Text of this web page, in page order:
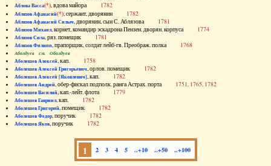
Аблова Васса(*), вдова майора 1782
Аблязов Афанасий(*), сержант, дворянин 1782
Аблязов Афанасий Силыч, дворянин, сын С. Аблязова 1781
Аблязов Михаил, корнет, командир эскадрона Пензен. дворян. корпуса 1774
Аблязов Сила, ряз. помещик 1781
Аблязов Филипп, прапорщик, солдат лейб-гв. Преображ. полка 1768
Аболдуев см. Оболдуев
Аболешев Алексей, кап. 1758
Аболешев Алексей Григорьевич, орлов. помещик 1782
Аболешев Алексей [Яковлевич], кап. 1782
Аболешев Андрей, обер-фискал подполк. ранга Астрах. порта 1751, 1765, 1782
Аболешев Василий, кап.-лейт. флота 1779
Аболешев Гавриил, кап. 1782
Аболешев Григорий, помещик 1782
Аболешев Федор, поручик 1782
Аболешев Яков, поручик 1782
1 2 3 4 5 ..+10 ..+50 ..+100